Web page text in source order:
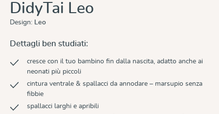
Valutazione media di 0 su 5 stelle
DidyTai Leo
Design: Leo
Dettagli ben studiati:
cresce con il tuo bambino fin dalla nascita, adatto anche ai
neonati più piccoli
cintura ventrale & spallacci da annodare – marsupio senza
fibbie
spallacci larghi e apribili